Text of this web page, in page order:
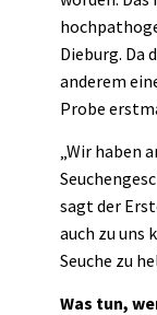
Dieburg. Da
anderem
Probe
„Wir haben
sagt der
auch zu uns
Seuche zu
Was tun,